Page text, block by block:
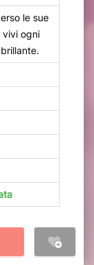
le sue
vivi ogni